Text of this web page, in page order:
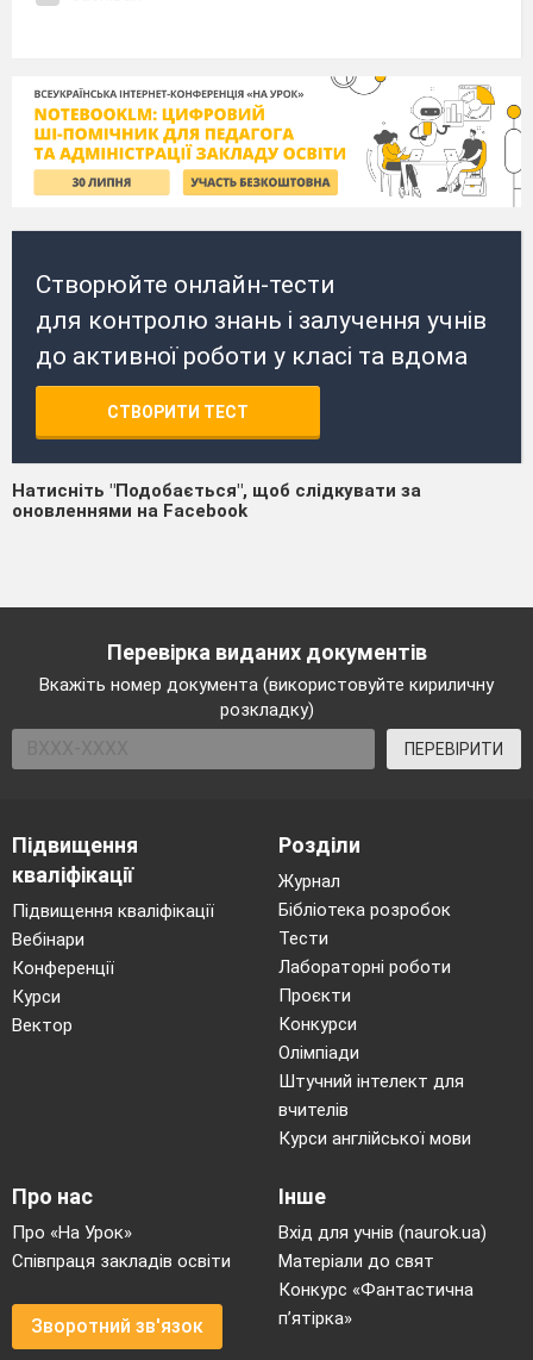
Створюйте онлайн-тести
для контролю знань і залучення учнів
до активної роботи у класі та вдома
СТВОРИТИ ТЕСТ
Натисніть "Подобається", щоб слідкувати за
оновленнями на Facebook
Перевірка виданих документів
Вкажіть номер документа (використовуйте кириличну
розкладку)
ПЕРЕВІРИТИ
Підвищення
кваліфікації
Підвищення кваліфікації
Вебінари
Конференції
Курси
Вектор
Розділи
Журнал
Бібліотека розробок
Тести
Лабораторні роботи
Проєкти
Конкурси
Олімпіади
Штучний інтелект для
вчителів
Курси англійської мови
Про нас
Про «На Урок»
Співпраця закладів освіти
Зворотний зв'язок
Інше
Вхід для учнів (naurok.ua)
Матеріали до свят
Конкурс «Фантастична
п’ятірка»